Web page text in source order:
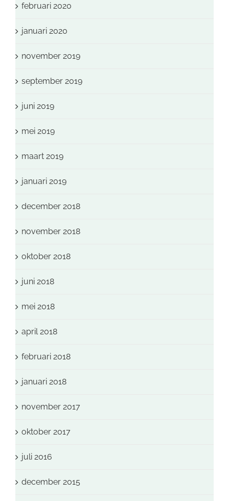
februari 2020
januari 2020
november 2019
september 2019
juni 2019
mei 2019
maart 2019
januari 2019
december 2018
november 2018
oktober 2018
juni 2018
mei 2018
april 2018
februari 2018
januari 2018
november 2017
oktober 2017
juli 2016
december 2015